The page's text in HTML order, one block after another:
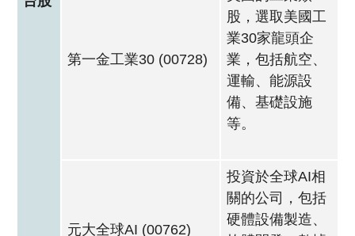
第一金工業30 (00728)
股，選取美國工
業30家龍頭企
業，包括航空、
運輸、能源設
備、基礎設施
等。
元大全球AI (00762)
投資於全球AI相
關的公司，包括
硬體設備製造、